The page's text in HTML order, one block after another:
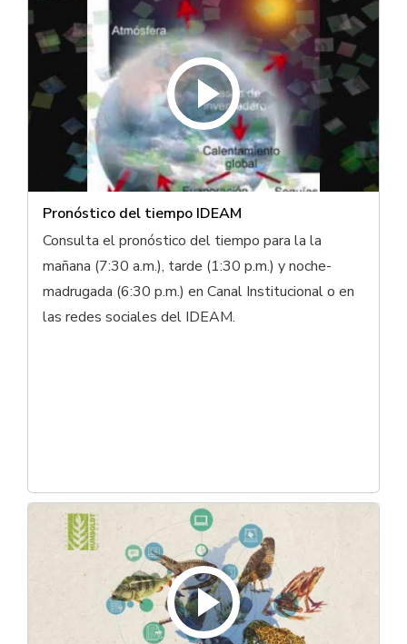
Pronóstico del tiempo IDEAM
Consulta el pronóstico del tiempo para la la
mañana (7:30 a.m.), tarde (1:30 p.m.) y noche-
madrugada (6:30 p.m.) en Canal Institucional o en
las redes sociales del IDEAM.